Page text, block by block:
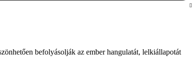
befolyásolják az ember hangulatát, lelkiállapotát